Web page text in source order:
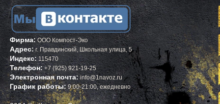
ФИРСАНОВКА
ФОМИНСКОЕ
ФОСФОРИТНЫЙ
ФРЯЗИНО
ФРЯНОВО
ХИМКИ
ХОРЛОВО
ХОТЬКОВО
ЧЕРЕПОВО
ЧЕРКИЗОВО
ЧЕРНОГОЛОВКА
ЧЕРНОЕ
ЧЕРУСТИ
НОВОУРАЛЬСК
ТАЛИЦА
ИНКЕРМАН
ЯЛУТОРОВСК
КОПЕЙСК
САТКА
АХТУБИНСК
ИШИМБАЙ
БИРОБИДЖАН
ШАРЫПОВО
ВАЛДАЙ
КУЙБЫШЕВ
СОЛИКАМСК
Фирма: ООО Компост-Эко
Адрес:г. Правдинский, Школьная улица, 5
Индекс: 115470
Телефон: +7 (925) 921-19-25
Электронная почта: info@1navoz.ru
График работы:9:00-21:00, ежедневно